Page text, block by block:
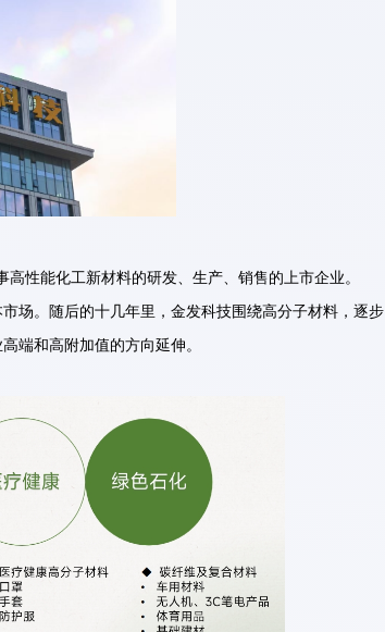
性能化工新材料的研发、生产、销售的上市企业。
场。随后的十几年里，金发科技围绕高分子材料，逐步
端和高附加值的方向延伸。